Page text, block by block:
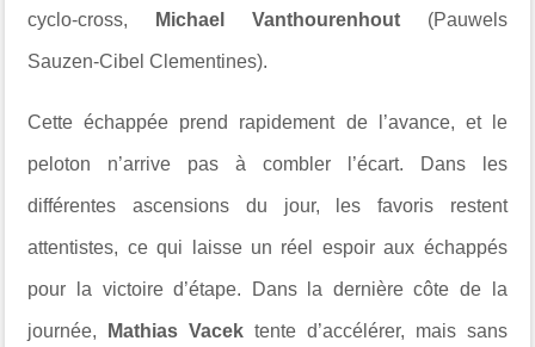
cyclo-cross, Michael Vanthourenhout(Pauwels
Sauzen-Cibel Clementines).
Cette échappée prend rapidement de l’avance, et le
peloton n’arrive pas à combler l’écart. Dans les
différentes ascensions du jour, les favoris restent
attentistes, ce qui laisse un réel espoir aux échappés
pour la victoire d’étape. Dans la dernière côte de la
journée, Mathias Vacek tente d’accélérer, mais sans